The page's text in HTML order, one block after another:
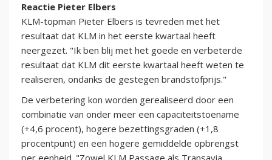
Reactie Pieter Elbers
KLM-topman Pieter Elbers is tevreden met het
resultaat dat KLM in het eerste kwartaal heeft
neergezet. "Ik ben blij met het goede en verbeterde
resultaat dat KLM dit eerste kwartaal heeft weten te
realiseren, ondanks de gestegen brandstofprijs."
De verbetering kon worden gerealiseerd door een
combinatie van onder meer een capaciteitstoename
(+4,6 procent), hogere bezettingsgraden (+1,8
procentpunt) en een hogere gemiddelde opbrengst